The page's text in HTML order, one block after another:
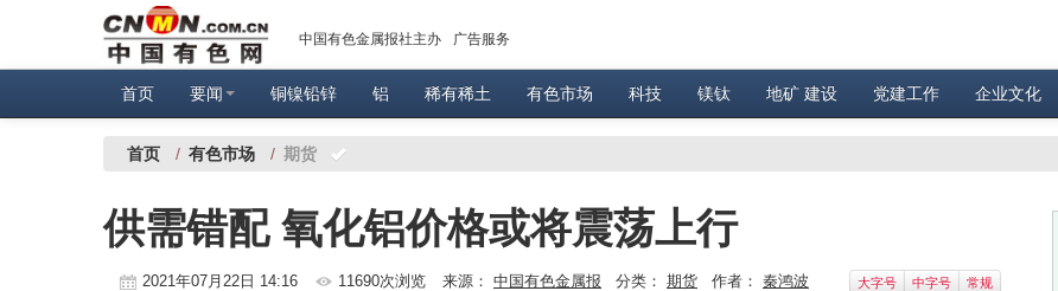
中国有色金属报社主办 广告服务
首页 要闻 铜镍铅锌 铝 稀有稀土 有色市场 科技 镁钛 地矿 建设 党建工作 企业文化
首页 / 有色市场 / 期货
供需错配 氧化铝价格或将震荡上行
2021年07月22日 14:16 11690次浏览 来源： 中国有色金属报 分类： 期货 作者： 秦鸿波 大字号 中字号 常规